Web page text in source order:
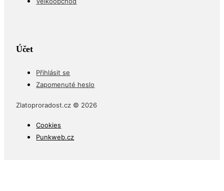
Účet
Přihlásit se
Zapomenuté heslo
Zlatoproradost.cz © 2026
Cookies
Punkweb.cz